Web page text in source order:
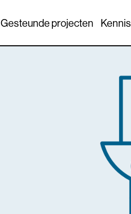
Gesteunde projecten Kennis